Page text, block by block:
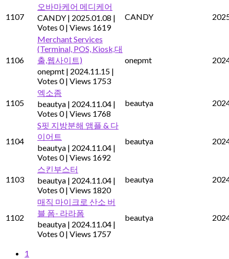
1107
오바마케어 메디케어
CANDY | 2025.01.08 |
Votes 0 | Views 1619
CANDY
1106
Merchant Services
(Terminal, POS, Kiosk,대
출,웹사이트)
onepmt | 2024.11.15 |
Votes 0 | Views 1753
onepmt
1105
엑소좀
beautya | 2024.11.04 |
Votes 0 | Views 1768
beautya
1104
S핏 지방분해 앰플 & 다
이어트
beautya | 2024.11.04 |
Votes 0 | Views 1692
beautya
1103
스킨부스터
beautya | 2024.11.04 |
Votes 0 | Views 1820
beautya
1102
매직 마이크로 산소 버
블 폼- 라라폼
beautya | 2024.11.04 |
Votes 0 | Views 1757
beautya
1